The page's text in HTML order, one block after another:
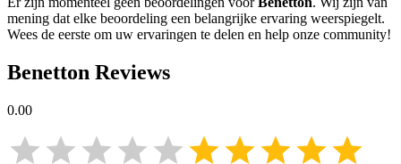
mening dat elke beoordeling een belangrijke ervaring weerspiegelt.
Wees de eerste om uw ervaringen te delen en help onze community!
Benetton Reviews
0.00